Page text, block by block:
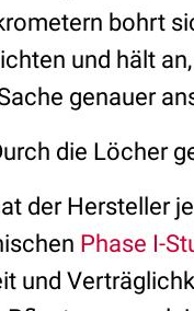
bohrt
und hält
genauer
die Löcher
der Hersteller
Phase I-
und